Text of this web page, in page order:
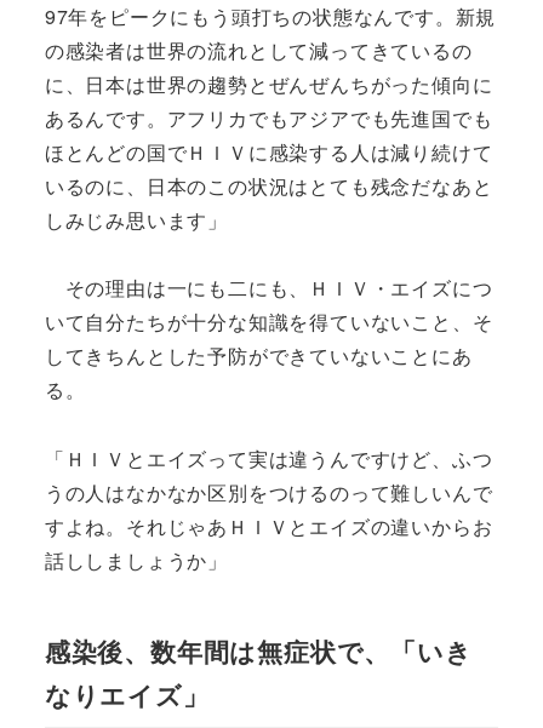
97年をピークにもう頭打ちの状態なんです。新規
の感染者は世界の流れとして減ってきているの
に、日本は世界の趨勢とぜんぜんちがった傾向に
あるんです。アフリカでもアジアでも先進国でも
ほとんどの国でＨＩＶに感染する人は減り続けて
いるのに、日本のこの状況はとても残念だなあと
しみじみ思います」
その理由は一にも二にも、ＨＩＶ・エイズにつ
いて自分たちが十分な知識を得ていないこと、そ
してきちんとした予防ができていないことにあ
る。
「ＨＩＶとエイズって実は違うんですけど、ふつ
うの人はなかなか区別をつけるのって難しいんで
すよね。それじゃあＨＩＶとエイズの違いからお
話ししましょうか」
感染後、数年間は無症状で、「いき
なりエイズ」